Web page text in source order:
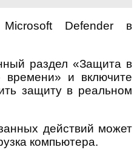
раздел «Защита в
времени» и включите
защиту в реальном
действий может
компьютера.